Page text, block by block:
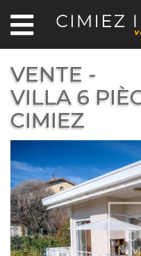
VENTE -
VILLA 6
CIMIEZ